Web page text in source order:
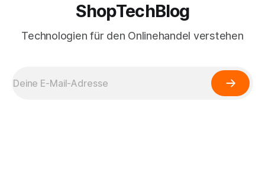
ShopTechBlog
Technologien für den Onlinehandel verstehen